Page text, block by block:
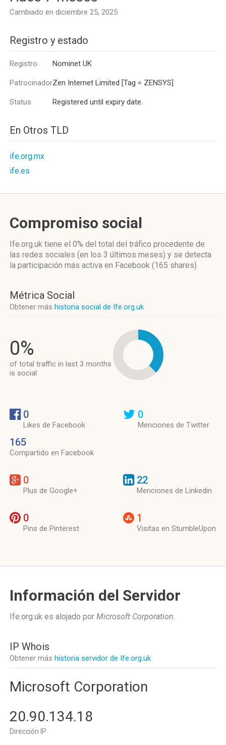
Cambiado en diciembre 25, 2025
Registro y estado
Registro Nominet UK
PatrocinadorZen Internet Limited [Tag = ZENSYS]
Status Registered until expiry date.
En Otros TLD
ife.org.mx
ife.es
Compromiso social
Ife.org.uk tiene el 0% del total del tráfico procedente de
las redes sociales (en los 3 últimos meses) y se detecta
la participación más activa en Facebook (165 shares)
Métrica Social
Obtener más historia social de Ife.org.uk
0%
of total traffic in last 3 months
is social
0
Likes de Facebook
165
Compartido en Facebook
0
Menciones de Twitter
0
Plus de Google+
22
Menciones de Linkedin
0
Pins de Pinterest
1
Visitas en StumbleUpon
Información del Servidor
Ife.org.uk es alojado por Microsoft Corporation.
IP Whois
Obtener más historia servidor de Ife.org.uk
Microsoft Corporation
20.90.134.18
Dirección IP